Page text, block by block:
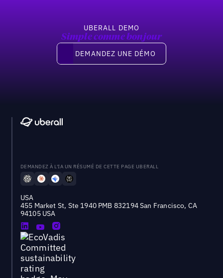
UBERALL DEMO
Simple comme bonjour
Demandez une démo
DEMANDEZ UNE DÉMO
DEMANDEZ À L'IA UN RÉSUMÉ DE CETTE PAGE UBERALL
USA
455 Market St, Ste 1940 PMB 832194 San Francisco, CA
94105 USA